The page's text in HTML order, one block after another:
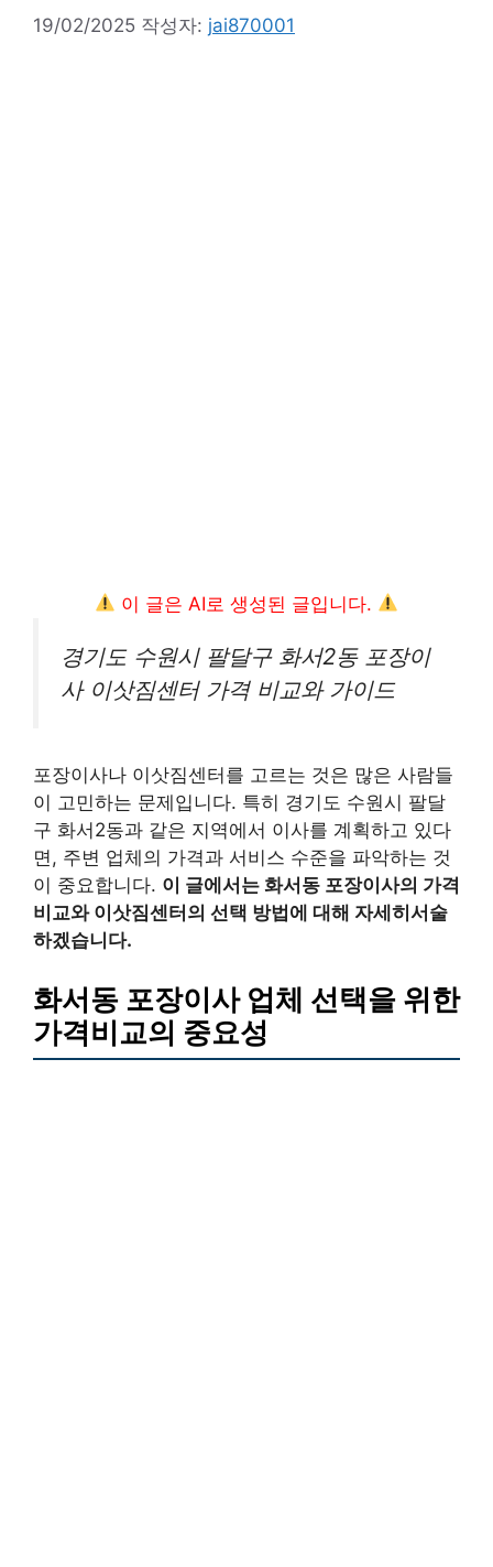
19/02/2025 작성자: jai870001
이 글은 AI로 생성된 글입니다.
경기도 수원시 팔달구 화서2동 포장이
사 이삿짐센터 가격 비교와 가이드
포장이사나 이삿짐센터를 고르는 것은 많은 사람들
이 고민하는 문제입니다. 특히 경기도 수원시 팔달
구 화서2동과 같은 지역에서 이사를 계획하고 있다
면, 주변 업체의 가격과 서비스 수준을 파악하는 것
이 중요합니다. 이 글에서는 화서동 포장이사의 가격
비교와 이삿짐센터의 선택 방법에 대해 자세히서술
하겠습니다.
화서동 포장이사 업체 선택을 위한
가격비교의 중요성